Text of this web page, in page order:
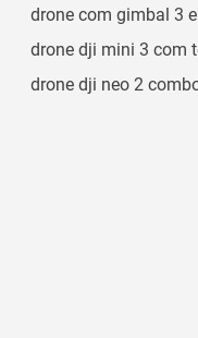
drone com gimbal 3
drone dji mini 3 com
drone dji neo 2